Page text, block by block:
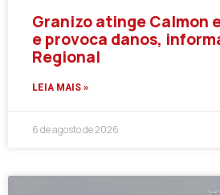
Granizo atinge Calmon
e provoca danos,
Regional
LEIA MAIS »
6 de agosto de 2026